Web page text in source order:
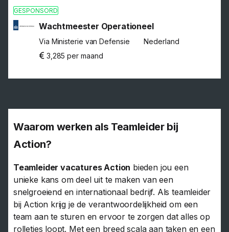
GESPONSORD
Wachtmeester Operationeel
Via Ministerie van Defensie
Nederland
3,285 per maand
Waarom werken als Teamleider bij
Action?
Teamleider vacatures Action bieden jou een
unieke kans om deel uit te maken van een
snelgroeiend en internationaal bedrijf. Als teamleider
bij Action krijg je de verantwoordelijkheid om een
team aan te sturen en ervoor te zorgen dat alles op
rolletjes loopt. Met een breed scala aan taken en een